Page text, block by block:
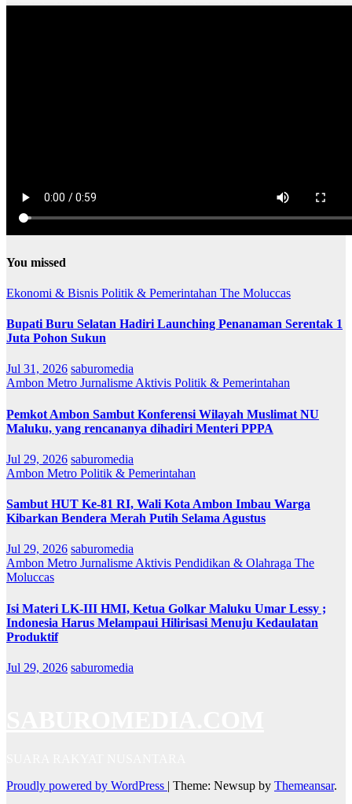
You missed
Ekonomi & Bisnis Politik & Pemerintahan The Moluccas
Bupati Buru Selatan Hadiri Launching Penanaman Serentak 1
Juta Pohon Sukun
Jul 31, 2026 saburomedia
Ambon Metro Jurnalisme Aktivis Politik & Pemerintahan
Pemkot Ambon Sambut Konferensi Wilayah Muslimat NU
Maluku, yang rencananya dihadiri Menteri PPPA
Jul 29, 2026 saburomedia
Ambon Metro Politik & Pemerintahan
Sambut HUT Ke-81 RI, Wali Kota Ambon Imbau Warga
Kibarkan Bendera Merah Putih Selama Agustus
Jul 29, 2026 saburomedia
Ambon Metro Jurnalisme Aktivis Pendidikan & Olahraga The
Moluccas
Isi Materi LK-III HMI, Ketua Golkar Maluku Umar Lessy ;
Indonesia Harus Melampaui Hilirisasi Menuju Kedaulatan
Produktif
Jul 29, 2026 saburomedia
Proudly powered by WordPress | Theme: Newsup by Themeansar.